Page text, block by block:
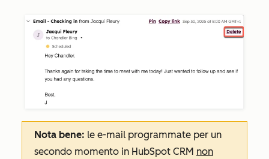
Nota bene: le e-mail programmate per un
secondo momento in HubSpot CRM non